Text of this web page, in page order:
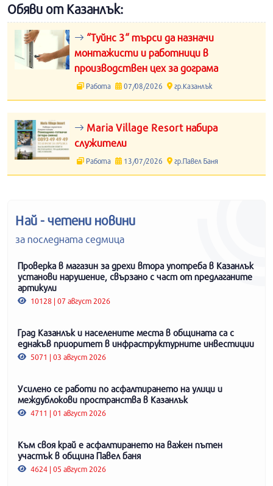
Обяви от Казанлък:
“Туйнс 3“ търси да назначи
монтажисти и работници в
производствен цех за дограма
Работа 07/08/2026 гр.Казанлък
Maria Village Resort набира
служители
Работа 13/07/2026 гр.Павел Баня
Най - четени новини
за последната седмица
Проверка в магазин за дрехи втора употреба в Казанлък
установи нарушение, свързано с част от предлаганите
артикули
10128 | 07 август 2026
Град Казанлък и населените места в общината са с
еднакъв приоритет в инфраструктурните инвестиции
5071 | 03 август 2026
Усилено се работи по асфалтирането на улици и
междублокови пространства в Казанлък
4711 | 01 август 2026
Към своя край е асфалтирането на важен пътен
участък в община Павел баня
4624 | 05 август 2026